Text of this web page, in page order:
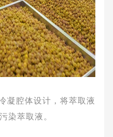
凝腔体设计，将萃取液
染萃取液。